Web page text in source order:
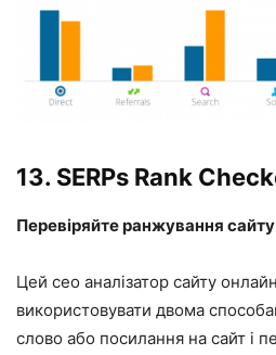
13. SERPs Rank
Перевіряйте ранжування сайту
Цей сео аналізатор сайту
використовувати двома
слово або посилання на сайт і